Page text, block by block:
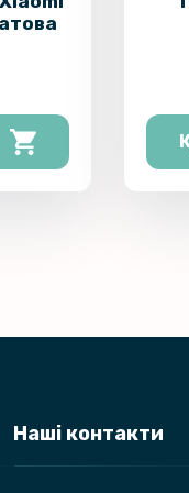
Film для Dell Latitude
(204.77х301.30),
AirSiliconePro 3A Type-
Протиударна
Film для Samsung
Протиударна
Film для Lenovo Tab
Наші контакти